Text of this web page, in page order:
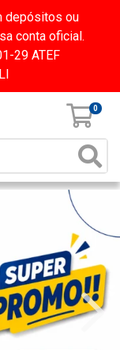
depósitos ou
conta oficial.
29 ATEF
0